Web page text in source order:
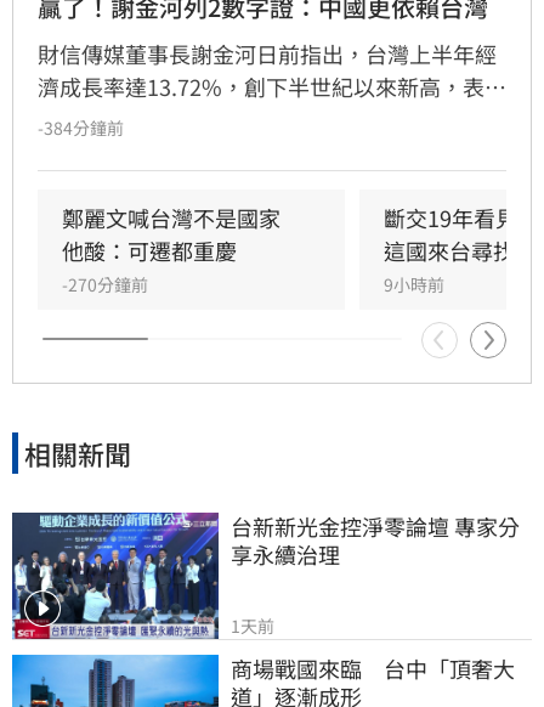
財信傳媒董事長謝金河日前指出，台灣上半年經
濟成長率達13.72%，創下半世紀以來新高，表現
遠優於中國與南韓。謝金河強調，數據顯示台灣
出口占比已升至32%，對中港出口則大幅下降，
顯示台灣產業積極佈局美國與新南向市場。面對
南韓貿易逆差與地緣政治挑戰，謝金河認為政府
應善用產業籌碼，持續優化出口佈局，並反駁長
期唱衰台灣經濟的言論，證實台灣在全球供應鏈
中仍佔據關鍵且不可替代的地位。
-384分鐘前
鄭麗文喊台灣不是國家
他酸：可遷都重慶
-270分鐘前
斷交19年看見
這國來台尋找商
9小時前
相關新聞
台新新光金控淨零論壇 專家分
享永續治理
1天前
商場戰國來臨　台中「頂奢大
道」逐漸成形